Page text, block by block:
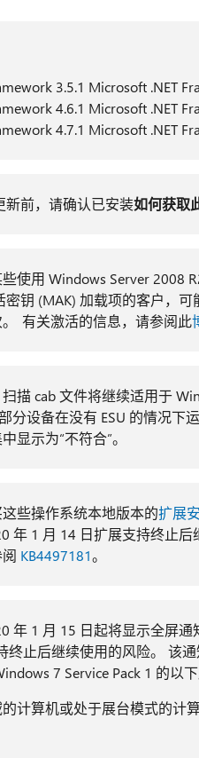
3.5.1 Microsoft .NET
4.6.1 Microsoft .NET
4.7.1 Microsoft .NET
前，请确认已安装如何获取
使用 Windows Server 2008
密钥 (MAK) 加载项的客户，
有关激活的信息，请参阅此
描 cab 文件将继续适用于
分设备在没有 ESU 的情况下
显示为“不符合”。
些操作系统本地版本的扩展
年 1 月 14 日扩展支持终止
KB4497181。
1 月 15 日起将显示全屏通
终止后继续使用的风险。 该
7 Service Pack 1 的以下
计算机或处于展台模式的计